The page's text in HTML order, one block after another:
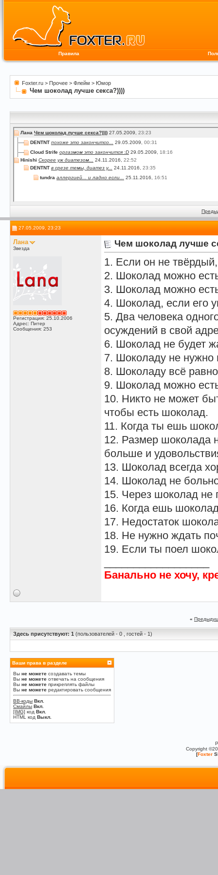
Правила
Foxter.ru > Прочее > Флейм > Юмор
Чем шоколад лучше секса?))))
Лана Чем шоколад лучше секса?)))) 27.05.2009, 23:23
DENTNT похоже это закончитсо... 29.05.2009, 00:31
Cloud Strife оргазмом это закончится :D 29.05.2009, 18:16
Hinishi Скорее уж диатезом... 24.11.2016, 22:52
DENTNT в срезе темы, диатез у... 24.11.2016, 23:35
tundra аллергией... и ладно если... 25.11.2016, 16:51
27.05.2009, 23:23
Лана
Звезда
Регистрация: 25.10.2006
Адрес: Питер
Сообщения: 253
Чем шоколад лучше
1. Если он не
2. Шоколад можно
3. Шоколад можно
4. Шоколад, если его
5. Два человека
осуждений в свой
6. Шоколад не будет
7. Шоколаду не нужно
8. Шоколаду всё
9. Шоколад можно
10. Никто не может
чтобы есть шоколад.
11. Когда ты ешь
12. Размер шоколада
больше и
13. Шоколад всегда
14. Шоколад не
15. Через шоколад
16. Когда ешь
17. Недостаток
18. Не нужно ждать
19. Если ты поел
Банально не хочу,
«
Здесь присутствуют: 1 (пользователей - 0 , гостей - 1)
Ваши права в разделе
Вы не можете создавать темы
Вы не можете отвечать на сообщения
Вы не можете прикреплять файлы
Вы не можете редактировать сообщения
BB-коды Вкл.
Смайлы Вкл.
[IMG] код Вкл.
HTML код Выкл.
Copyright
[Foxter